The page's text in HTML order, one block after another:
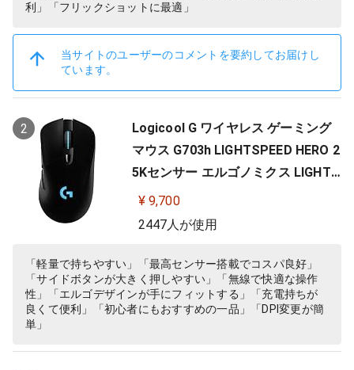
利」「フリックショットに最適」
当サイトのユーザーのコメントを要約してお届けし
ています。
2
Logicool G ワイヤレス ゲーミング
マウス G703h LIGHTSPEED HERO 2
5Kセンサー エルゴノミクス LIGHTS
YNC RGB POWERPLAY 無線 充電 対
応 ゲーミング マウス 充電式 無線 P
内正規品 【 ファイナルファンタジ
ー XIV 推奨モデル 】
¥ 9,700
2447人が使用
「軽量で持ちやすい」「最高センサー搭載でコスパ良好」
「サイドボタンが大きく押しやすい」「無線で快適な操作
性」「エルゴデザインが手にフィットする」「充電持ちが
良くて便利」「初心者にもおすすめの一品」「DPI変更が簡
単」